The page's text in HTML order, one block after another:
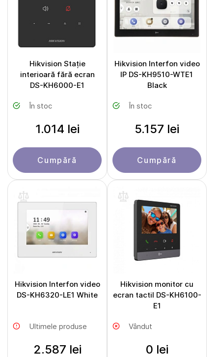
Hikvision Stație
interioară fără ecran
DS-KH6000-E1
În stoc
1.014 lei
Cumpără
Hikvision Interfon video
IP DS-KH9510-WTE1
Black
În stoc
5.157 lei
Cumpără
Hikvision Interfon video
DS-KH6320-LE1 White
Ultimele produse
2.587 lei
Hikvision monitor cu
ecran tactil DS-KH6100-
E1
Vândut
0 lei